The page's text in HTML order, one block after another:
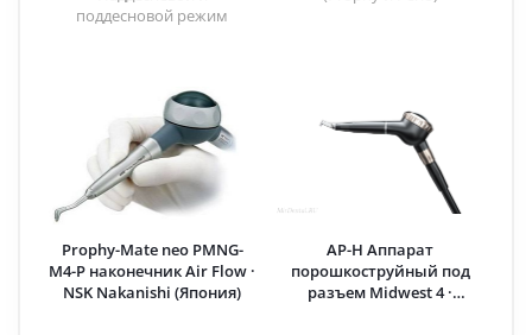
поддесновой режим
Prophy-Mate neo PMNG-
M4-P наконечник Air Flow ·
NSK Nakanishi (Япония)
AP-H Аппарат
порошкоструйный под
разъем Midwest 4 ·